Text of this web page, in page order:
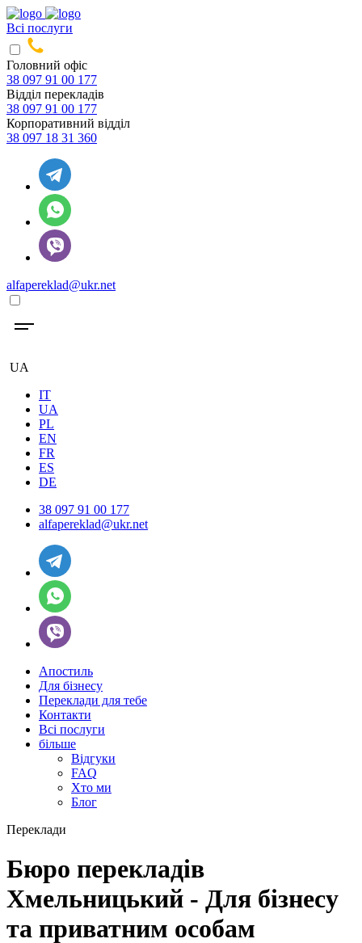
Всі послуги
Головний офіс
38 097 91 00 177
Відділ перекладів
38 097 91 00 177
Корпоративний відділ
38 097 18 31 360
alfapereklad@ukr.net
UA
IT
UA
PL
EN
FR
ES
DE
38 097 91 00 177
alfapereklad@ukr.net
Апостиль
Для бізнесу
Переклади для тебе
Контакти
Всі послуги
більше
Відгуки
FAQ
Хто ми
Блог
Переклади
Бюро перекладів
Хмельницький - Для бізнесу
та приватним особам